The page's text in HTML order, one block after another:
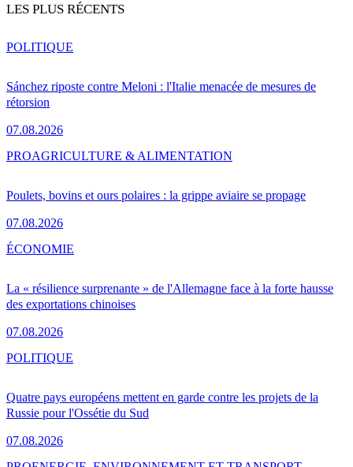
LES PLUS RÉCENTS
Sánchez riposte contre Meloni : l'Italie menacée de mesures de
rétorsion
07.08.2026
POLITIQUE
Poulets, bovins et ours polaires : la grippe aviaire se propage
07.08.2026
PROAGRICULTURE & ALIMENTATION
La « résilience surprenante » de l'Allemagne face à la forte hausse
des exportations chinoises
07.08.2026
ÉCONOMIE
Quatre pays européens mettent en garde contre les projets de la
Russie pour l'Ossétie du Sud
07.08.2026
POLITIQUE